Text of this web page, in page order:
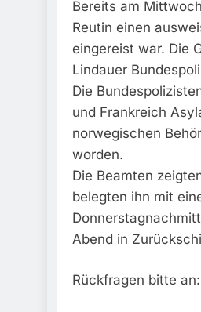
Bereits am
Reutin einen
eingereist war. Die
Lindauer
Die
und Frankreich
norwegischen
worden.
Die Beamten
belegten ihn mit
Abend in
Rückfragen bitte an: